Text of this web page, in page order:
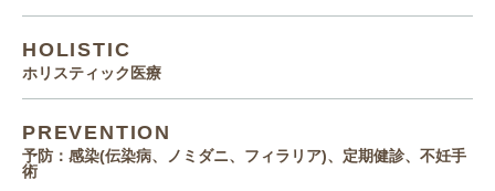
HOLISTIC
ホリスティック医療
PREVENTION
予防：感染(伝染病、ノミダニ、フィラリア)、定期健診、不妊手
術